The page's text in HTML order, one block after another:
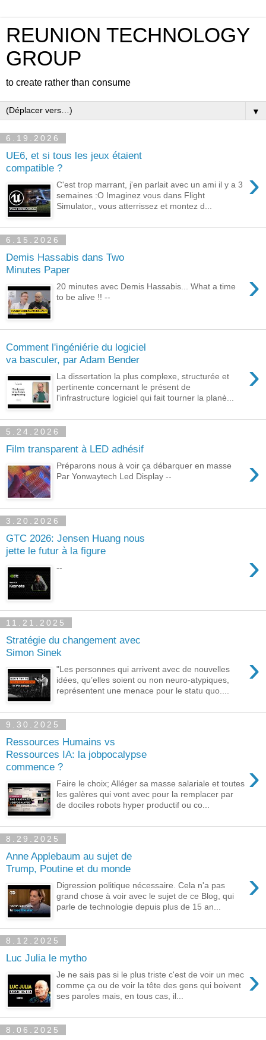
REUNION TECHNOLOGY
GROUP
to create rather than consume
▼
6.19.2026
UE6, et si tous les jeux étaient
compatible ?
›
C'est trop marrant, j'en parlait avec un ami il y a 3
semaines :O Imaginez vous dans Flight
Simulator,, vous atterrissez et montez d...
6.15.2026
Demis Hassabis dans Two
Minutes Paper
›
20 minutes avec Demis Hassabis... What a time
to be alive !! --
Comment l'ingéniérie du logiciel
va basculer, par Adam Bender
›
La dissertation la plus complexe, structurée et
pertinente concernant le présent de
l'infrastructure logiciel qui fait tourner la planè...
5.24.2026
Film transparent à LED adhésif
›
Préparons nous à voir ça débarquer en masse
Par Yonwaytech Led Display --
3.20.2026
GTC 2026: Jensen Huang nous
jette le futur à la figure
›
--
11.21.2025
Stratégie du changement avec
Simon Sinek
›
"Les personnes qui arrivent avec de nouvelles
idées, qu’elles soient ou non neuro-atypiques,
représentent une menace pour le statu quo....
9.30.2025
Ressources Humains vs
Ressources IA: la jobpocalypse
commence ?
›
Faire le choix; Alléger sa masse salariale et toutes
les galères qui vont avec pour la remplacer par
de dociles robots hyper productif ou co...
8.29.2025
Anne Applebaum au sujet de
Trump, Poutine et du monde
›
Digression politique nécessaire. Cela n'a pas
grand chose à voir avec le sujet de ce Blog, qui
parle de technologie depuis plus de 15 an...
8.12.2025
Luc Julia le mytho
›
Je ne sais pas si le plus triste c'est de voir un mec
comme ça ou de voir la tête des gens qui boivent
ses paroles mais, en tous cas, il...
8.06.2025